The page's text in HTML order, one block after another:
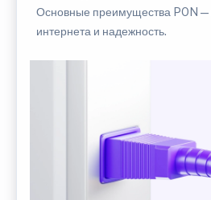
Основные преимущества PON —
интернета и надежность.